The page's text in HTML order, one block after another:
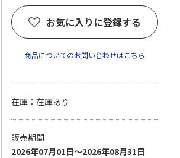
お気に入りに登録する
商品についてのお問い合わせはこちら
在庫：在庫あり
販売期間
2026年07月01日～2026年08月31日